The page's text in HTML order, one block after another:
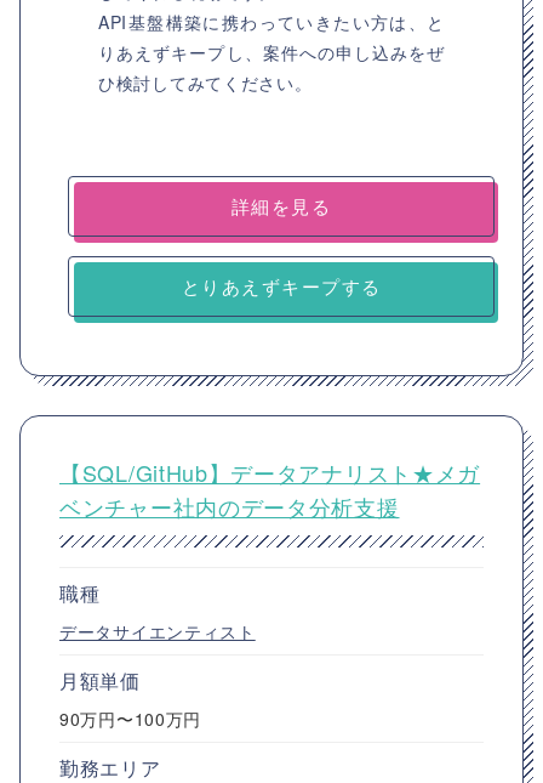
API基盤構築に携わっていきたい方は、と
りあえずキープし、案件への申し込みをぜ
ひ検討してみてください。
詳細を見る
とりあえずキープする
【SQL/GitHub】データアナリスト★メガ
ベンチャー社内のデータ分析支援
職種
データサイエンティスト
月額単価
90万円〜100万円
勤務エリア